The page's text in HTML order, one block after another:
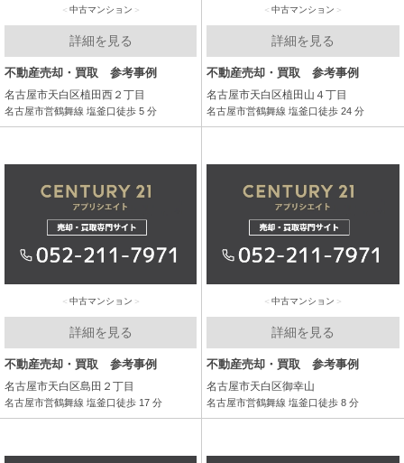
中古マンション
詳細を見る
不動産売却・買取 参考事例
名古屋市天白区植田西２丁目
名古屋市営鶴舞線 塩釜口徒歩 5 分
中古マンション
詳細を見る
不動産売却・買取 参考事例
名古屋市天白区植田山４丁目
名古屋市営鶴舞線 塩釜口徒歩 24 分
中古マンション
詳細を見る
不動産売却・買取 参考事例
名古屋市天白区島田２丁目
名古屋市営鶴舞線 塩釜口徒歩 17 分
中古マンション
詳細を見る
不動産売却・買取 参考事例
名古屋市天白区御幸山
名古屋市営鶴舞線 塩釜口徒歩 8 分